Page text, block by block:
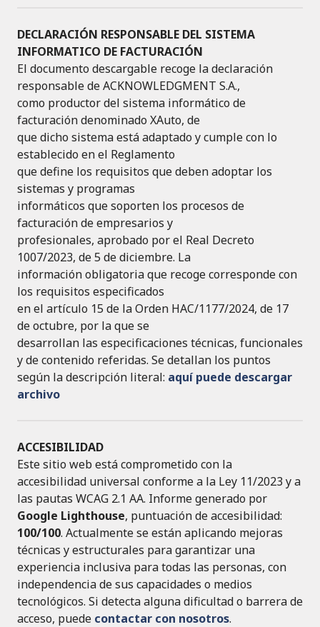
DECLARACIÓN RESPONSABLE DEL SISTEMA
INFORMATICO DE FACTURACIÓN
El documento descargable recoge la declaración
responsable de ACKNOWLEDGMENT S.A.,
como productor del sistema informático de
facturación denominado XAuto, de
que dicho sistema está adaptado y cumple con lo
establecido en el Reglamento
que define los requisitos que deben adoptar los
sistemas y programas
informáticos que soporten los procesos de
facturación de empresarios y
profesionales, aprobado por el Real Decreto
1007/2023, de 5 de diciembre. La
información obligatoria que recoge corresponde con
los requisitos especificados
en el artículo 15 de la Orden HAC/1177/2024, de 17
de octubre, por la que se
desarrollan las especificaciones técnicas, funcionales
y de contenido referidas. Se detallan los puntos
según la descripción literal: aquí puede descargar
archivo
ACCESIBILIDAD
Este sitio web está comprometido con la
accesibilidad universal conforme a la Ley 11/2023 y a
las pautas WCAG 2.1 AA. Informe generado por
Google Lighthouse, puntuación de accesibilidad:
100/100. Actualmente se están aplicando mejoras
técnicas y estructurales para garantizar una
experiencia inclusiva para todas las personas, con
independencia de sus capacidades o medios
tecnológicos. Si detecta alguna dificultad o barrera de
acceso, puede contactar con nosotros.